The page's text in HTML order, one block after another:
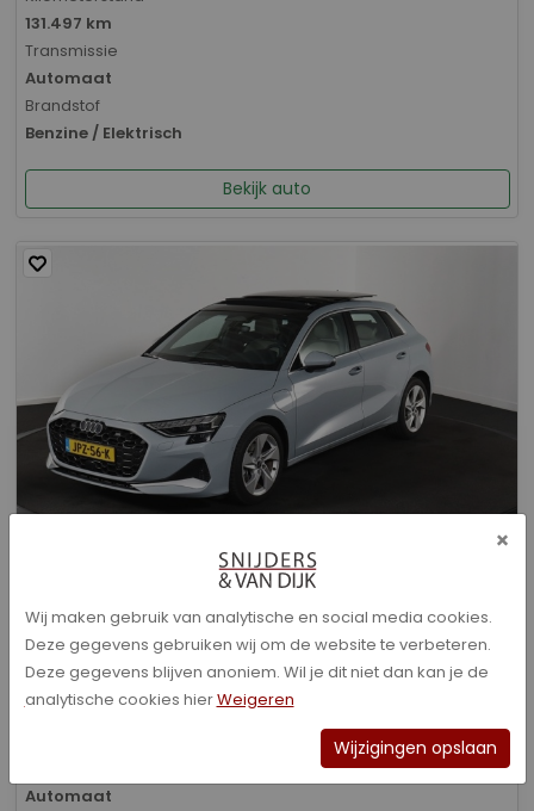
131.497 km
Transmissie
Automaat
Brandstof
Benzine / Elektrisch
Bekijk auto
Audi A3 - Sportback 40 TFSI e Advanced edition
Bouwjaar
01-2026
Kilometerstand
Automaat
×
Wij maken gebruik van analytische en social media cookies.
Deze gegevens gebruiken wij om de website te verbeteren.
Deze gegevens blijven anoniem. Wil je dit niet dan kan je de
analytische cookies hierWeigeren
Wijzigingen opslaan